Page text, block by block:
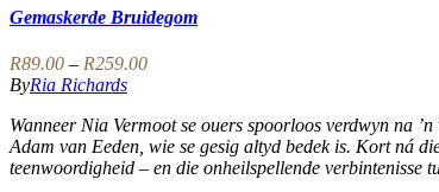
options
be
chosen
on
the
product
page
has
multiple
variants.
The
options
may
be
chosen
Gemaskerde Bruidegom
R89.00 – R259.00Price
through
R259.00
ByRia Richards
Wanneer Nia Vermoot se ouers spoorloos verdwyn na
Adam van Eeden, wie se gesig altyd bedek is. Kort ná
teenwoordigheid – en die onheilspellende verbintenisse